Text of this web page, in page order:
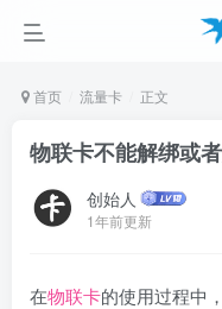
首页 流量卡 正文
物联卡不能解绑或
创始人
1年前更新
在物联卡的使用过程中